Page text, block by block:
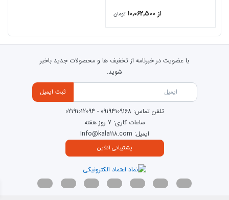
از 10,062,500
تومان
با عضویت در خبرنامه از تخفیف ها و محصولات جدید باخبر
شوید.
ثبت ایمیل
پشتیبانی آنلاین
تلفن تماس:09194109168
-
02191012094
ساعات کاری: 7 روز هفته
ایمیل: Info@kala118.com